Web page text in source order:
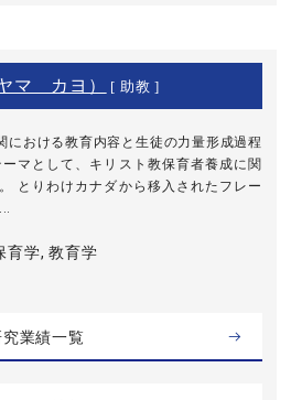
マ カヨ） [ 助教 ]
における教育内容と生徒の力量形成過程
マとして、キリスト教保育者養成に関
とりわけカナダから移入されたフレー
育学, 教育学
究業績一覧